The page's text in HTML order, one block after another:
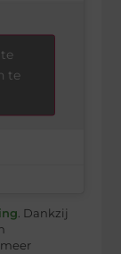
te
. Dankzij